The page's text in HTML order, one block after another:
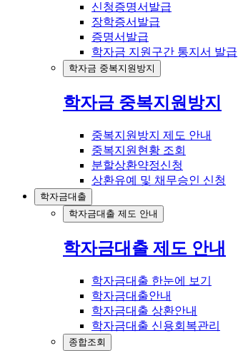
신청증명서발급
장학증서발급
증명서발급
학자금 지원구간 통지서 발급
학자금 중복지원방지
학자금 중복지원방지
중복지원방지 제도 안내
중복지원현황 조회
분할상환약정신청
상환유예 및 채무승인 신청
학자금대출
학자금대출 제도 안내
학자금대출 제도 안내
학자금대출 한눈에 보기
학자금대출안내
학자금대출 상환안내
학자금대출 신용회복관리
종합조회